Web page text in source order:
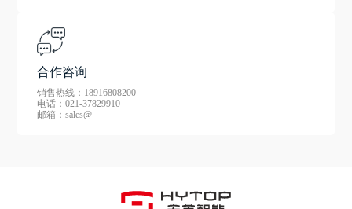
合作咨询
销售热线：18916808200
电话：021-37829910
邮箱：sales@